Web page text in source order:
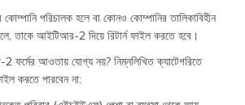
পরিচালক হলে বা কোনও কোম্পানির তালিকাবিহীন
তাকে আইটিআর-2 দিয়ে রিটার্ন ফাইল করতে হবে।
ফর্মের আওতায় যোগ্য নয়? নিম্নলিখিত ক্যাটেগরিতে
করতে পারবেন না: